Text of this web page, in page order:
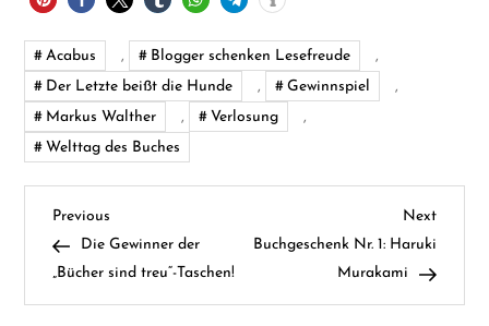
Acabus , Blogger schenken Lesefreude
,
Der Letzte beißt die Hunde
, Gewinnspiel
,
Markus Walther
, Verlosung
,
Welttag des Buches
B
e
Previous
Post
Previous
Die Gewinner der
„Bücher sind treu“-Taschen!
Next
Post
Next
Buchgeschenk Nr. 1: Haruki
Murakami